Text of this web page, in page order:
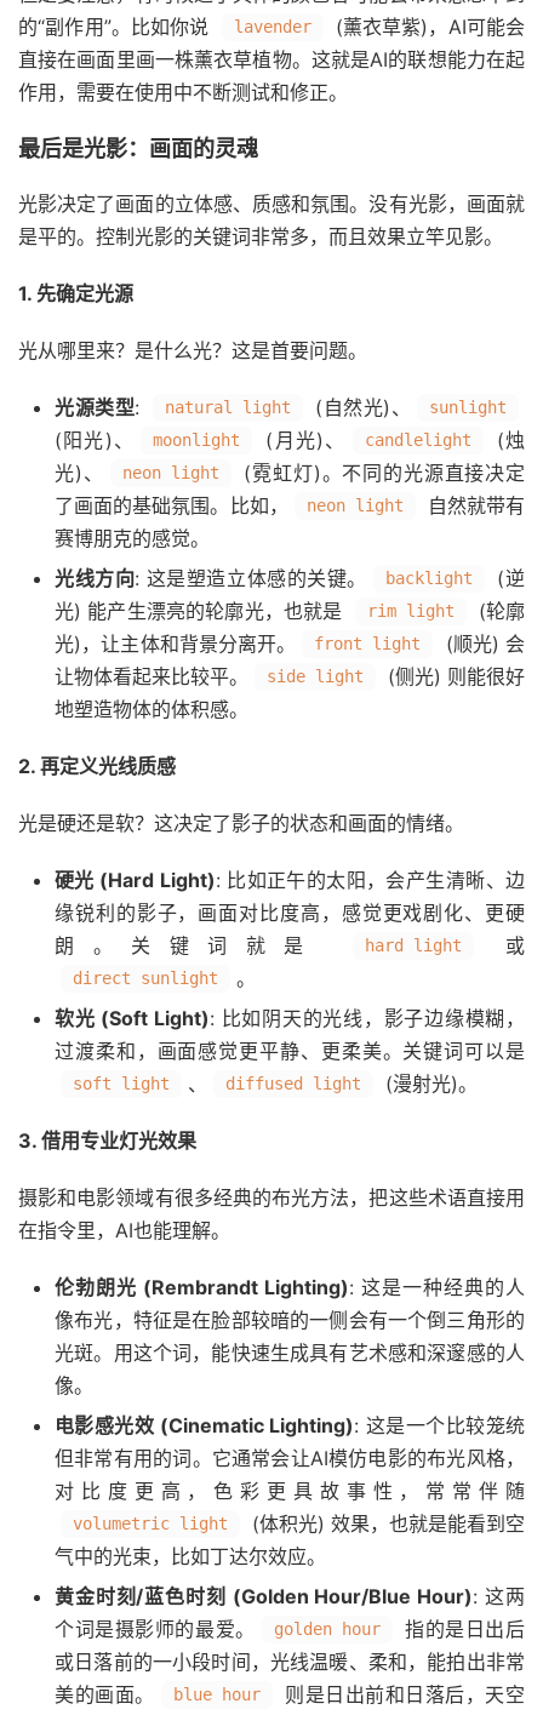
的“副作用”。比如你说
lavender
(薰衣草紫)，AI可能会
直接在画面里画一株薰衣草植物。这就是AI的联想能力在起
作用，需要在使用中不断测试和修正。
最后是光影：画面的灵魂
光影决定了画面的立体感、质感和氛围。没有光影，画面就
是平的。控制光影的关键词非常多，而且效果立竿见影。
1. 先确定光源
光从哪里来？是什么光？这是首要问题。
光源类型: natural light (自然光)、 sunlight
(阳光)、 moonlight (月光)、 candlelight
(烛
光)、
neon light
(霓虹灯)。不同的光源直接决定
了画面的基础氛围。比如，
neon light
自然就带有
赛博朋克的感觉。
光线方向: 这是塑造立体感的关键。 backlight
(逆
光) 能产生漂亮的轮廓光，也就是
rim light
(轮廓
光)，让主体和背景分离开。
front light
(顺光) 会
让物体看起来比较平。
side light
(侧光) 则能很好
地塑造物体的体积感。
2. 再定义光线质感
光是硬还是软？这决定了影子的状态和画面的情绪。
硬光 (Hard Light): 比如正午的太阳，会产生清晰、边
缘锐利的影子，画面对比度高，感觉更戏剧化、更硬
朗。关键词就是
hard light 或
direct sunlight
。
软光 (Soft Light): 比如阴天的光线，影子边缘模糊，
过渡柔和，画面感觉更平静、更柔美。关键词可以是
soft light 、 diffused light (漫射光)。
3. 借用专业灯光效果
摄影和电影领域有很多经典的布光方法，把这些术语直接用
在指令里，AI也能理解。
伦勃朗光 (Rembrandt Lighting): 这是一种经典的人
像布光，特征是在脸部较暗的一侧会有一个倒三角形的
光斑。用这个词，能快速生成具有艺术感和深邃感的人
像。
电影感光效 (Cinematic Lighting): 这是一个比较笼统
但非常有用的词。它通常会让AI模仿电影的布光风格，
对比度更高，色彩更具故事性，常常伴随
volumetric light
(体积光) 效果，也就是能看到空
气中的光束，比如丁达尔效应。
黄金时刻/蓝色时刻 (Golden Hour/Blue Hour): 这两
个词是摄影师的最爱。
golden hour
指的是日出后
或日落前的一小段时间，光线温暖、柔和，能拍出非常
美的画面。
blue hour
则是日出前和日落后，天空